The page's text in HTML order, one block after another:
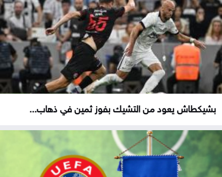
بشيكطاش يعود من التشيك بفوز ثمين في ذهاب...